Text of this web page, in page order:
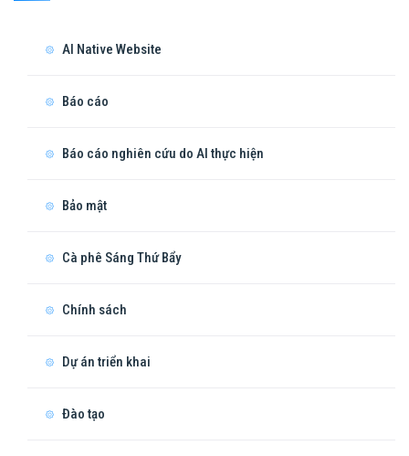
AI Native Website
Báo cáo
Báo cáo nghiên cứu do AI thực hiện
Bảo mật
Cà phê Sáng Thứ Bẩy
Chính sách
Dự án triển khai
Đào tạo